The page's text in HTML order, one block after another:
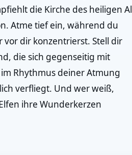
die Kirche des heiligen Al
Atme tief ein, während du
vor dir konzentrierst. Stell dir
die sich gegenseitig mit
Rhythmus deiner Atmung
verfliegt. Und wer weiß,
ihre Wunderkerzen